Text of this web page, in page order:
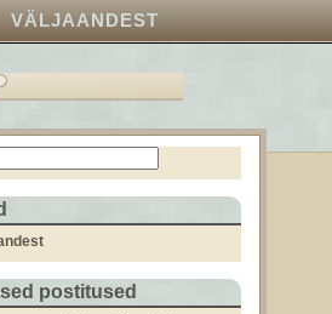
VÄLJAANDEST
postitused